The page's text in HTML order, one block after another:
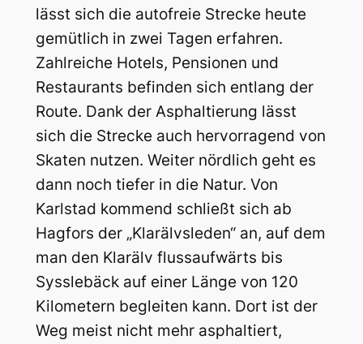
lässt sich die autofreie Strecke heute
gemütlich in zwei Tagen erfahren.
Zahlreiche Hotels, Pensionen und
Restaurants befinden sich entlang der
Route. Dank der Asphaltierung lässt
sich die Strecke auch hervorragend von
Skaten nutzen. Weiter nördlich geht es
dann noch tiefer in die Natur. Von
Karlstad kommend schließt sich ab
Hagfors der „Klarälvsleden“ an, auf dem
man den Klarälv flussaufwärts bis
Sysslebäck auf einer Länge von 120
Kilometern begleiten kann. Dort ist der
Weg meist nicht mehr asphaltiert,